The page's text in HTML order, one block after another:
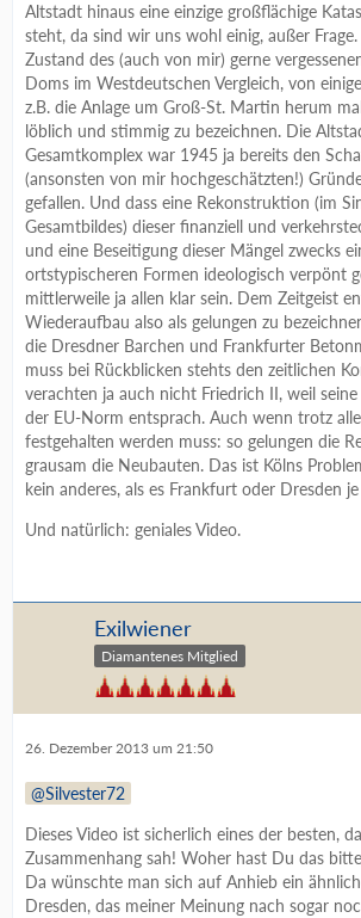
Altstadt hinaus eine einzige großflächige
steht, da sind wir uns wohl einig, außer
Zustand des (auch von mir) gerne
Doms im Westdeutschen Vergleich, von
z.B. die Anlage um Groß-St. Martin herum
löblich und stimmig zu bezeichnen. Die
Gesamtkomplex war 1945 ja bereits den
(ansonsten von mir hochgeschätzten!)
gefallen. Und dass eine Rekonstruktion (im
Gesamtbildes) dieser finanziell und
und eine Beseitigung dieser Mängel zwecks
ortstypischeren Formen ideologisch verpönt
mittlerweile ja allen klar sein. Dem Zeitgeist
Wiederaufbau also als gelungen zu
die Dresdner Barchen und Frankfurter
muss bei Rückblicken stehts den zeitlichen
verachten ja auch nicht Friedrich II, weil
der EU-Norm entsprach. Auch wenn trotz
festgehalten werden muss: so gelungen die
grausam die Neubauten. Das ist Kölns
kein anderes, als es Frankfurt oder Dresden
Und natürlich: geniales Video.
Exilwiener
Diamantenes Mitglied
26. Dezember 2013 um 21:50
Silvester72
Dieses Video ist sicherlich eines der besten,
Zusammenhang sah! Woher hast Du das
Da wünschte man sich auf Anhieb ein
Dresden, das meiner Meinung nach sogar